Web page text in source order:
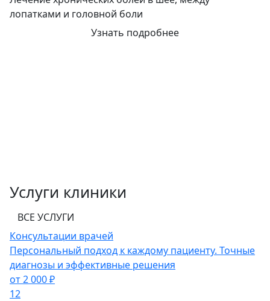
лопатками и головной боли
Узнать подробнее
Услуги клиники
ВСЕ УСЛУГИ
Консультации врачей
Персональный подход к каждому пациенту. Точные
диагнозы и эффективные решения
от 2 000 ₽
12